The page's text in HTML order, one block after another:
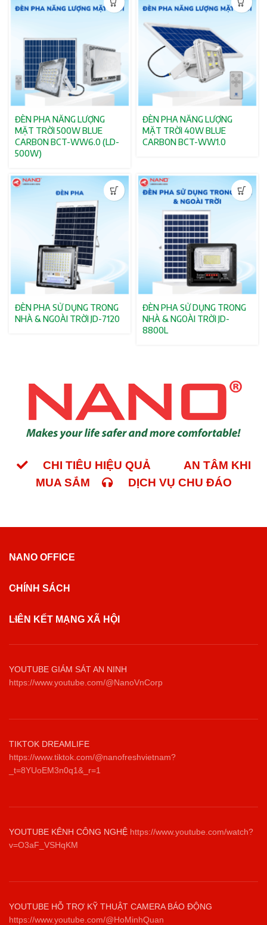
ĐÈN PHA NĂNG LƯỢNG
MẶT TRỜI 500W BLUE
CARBON BCT-WW6.0 (LD-
500W)
ĐÈN PHA NĂNG LƯỢNG
MẶT TRỜI 40W BLUE
CARBON BCT-WW1.0
ĐÈN PHA SỬ DỤNG TRONG
NHÀ & NGOÀI TRỜI JD-7120
ĐÈN PHA SỬ DỤNG TRONG
NHÀ & NGOÀI TRỜI JD-
8800L
CHI TIÊU HIỆU QUẢ
AN TÂM KHI
MUA SẮM
DỊCH VỤ CHU ĐÁO
NANO OFFICE
CHÍNH SÁCH
LIÊN KẾT MẠNG XÃ HỘI
YOUTUBE GIÁM SÁT AN NINH
https://www.youtube.com/@NanoVnCorp
TIKTOK DREAMLIFE
https://www.tiktok.com/@nanofreshvietnam?
_t=8YUoEM3n0q1&_r=1
YOUTUBE KÊNH CÔNG NGHỆ https://www.youtube.com/watch?
v=O3aF_VSHqKM
YOUTUBE HỖ TRỢ KỸ THUẬT CAMERA BÁO ĐỘNG
https://www.youtube.com/@HoMinhQuan